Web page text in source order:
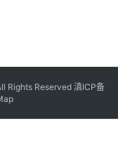
Rights Reserved 滇ICP备